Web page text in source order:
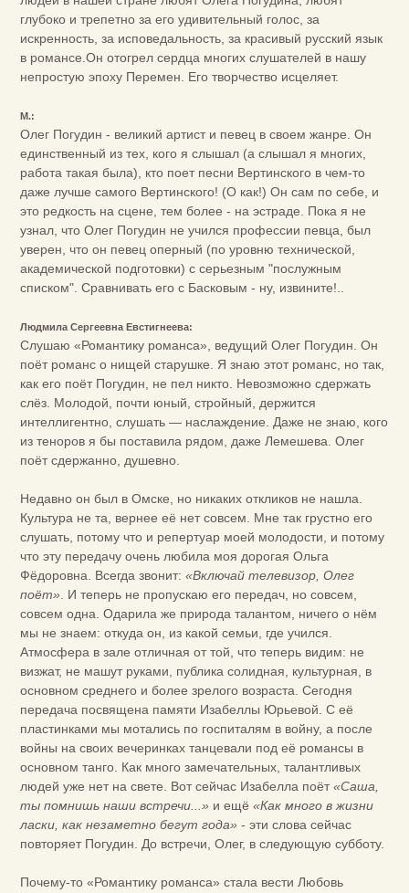
глубоко и трепетно за его удивительный голос, за
искренность, за исповедальность, за красивый русский язык
в романсе.Он отогрел сердца многих слушателей в нашу
непростую эпоху Перемен. Его творчество исцеляет.
М.:
Олег Погудин - великий артист и певец в своем жанре. Он
единственный из тех, кого я слышал (а слышал я многих,
работа такая была), кто поет песни Вертинского в чем-то
даже лучше самого Вертинского! (О как!) Он сам по себе, и
это редкость на сцене, тем более - на эстраде. Пока я не
узнал, что Олег Погудин не учился профессии певца, был
уверен, что он певец оперный (по уровню технической,
академической подготовки) с серьезным "послужным
списком". Сравнивать его с Басковым - ну, извините!..
Людмила Сергеевна Евстигнеева:
Слушаю «Романтику романса», ведущий Олег Погудин. Он
поёт романс о нищей старушке. Я знаю этот романс, но так,
как его поёт Погудин, не пел никто. Невозможно сдержать
слёз. Молодой, почти юный, стройный, держится
интеллигентно, слушать — наслаждение. Даже не знаю, кого
из теноров я бы поставила рядом, даже Лемешева. Олег
поёт сдержанно, душевно.
Недавно он был в Омске, но никаких откликов не нашла.
Культура не та, вернее её нет совсем. Мне так грустно его
слушать, потому что и репертуар моей молодости, и потому
что эту передачу очень любила моя дорогая Ольга
Фёдоровна. Всегда звонит: «Включай телевизор, Олег
поёт» . И теперь не пропускаю его передач, но совсем,
совсем одна. Одарила же природа талантом, ничего о нём
мы не знаем: откуда он, из какой семьи, где учился.
Атмосфера в зале отличная от той, что теперь видим: не
визжат, не машут руками, публика солидная, культурная, в
основном среднего и более зрелого возраста. Сегодня
передача посвящена памяти Изабеллы Юрьевой. С её
пластинками мы мотались по госпиталям в войну, а после
войны на своих вечеринках танцевали под её романсы в
основном танго. Как много замечательных, талантливых
людей уже нет на свете. Вот сейчас Изабелла поёт«Саша,
ты помнишь наши встречи...» и ещё «Как много в жизни
ласки, как незаметно бегут года» - эти слова сейчас
повторяет Погудин. До встречи, Олег, в следующую субботу.
Почему-то «Романтику романса» стала вести Любовь